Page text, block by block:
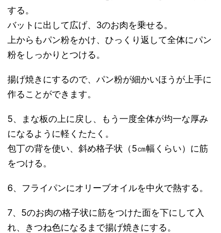
する。
バットに出して広げ、3のお肉を乗せる。
上からもパン粉をかけ、ひっくり返して全体にパン
粉をしっかりとつける。
揚げ焼きにするので、パン粉が細かいほうが上手に
作ることができます。
5、まな板の上に戻し、もう一度全体が均一な厚み
になるように軽くたたく。
包丁の背を使い、斜め格子状（5㎝幅くらい）に筋
をつける。
6、フライパンにオリーブオイルを中火で熱する。
7、5のお肉の格子状に筋をつけた面を下にして入
れ、きつね色になるまで揚げ焼きにする。